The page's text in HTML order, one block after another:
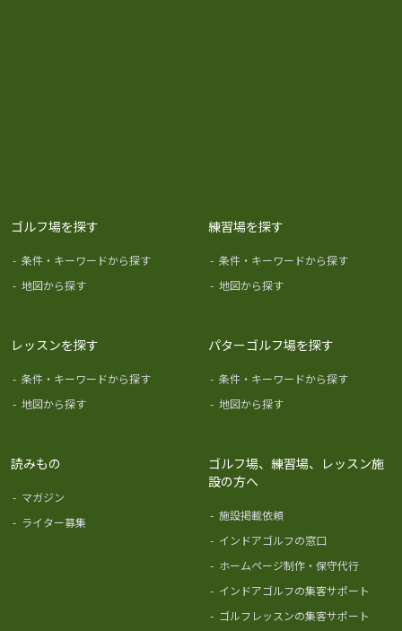
ゴルフ場を探す
- 条件・キーワードから探す
- 地図から探す
練習場を探す
- 条件・キーワードから探す
- 地図から探す
レッスンを探す
- 条件・キーワードから探す
- 地図から探す
パターゴルフ場を探す
- 条件・キーワードから探す
- 地図から探す
読みもの
- マガジン
- ライター募集
ゴルフ場、練習場、レッスン施
設の方へ
- 施設掲載依頼
- インドアゴルフの窓口
- ホームページ制作・保守代行
- インドアゴルフの集客サポート
- ゴルフレッスンの集客サポート